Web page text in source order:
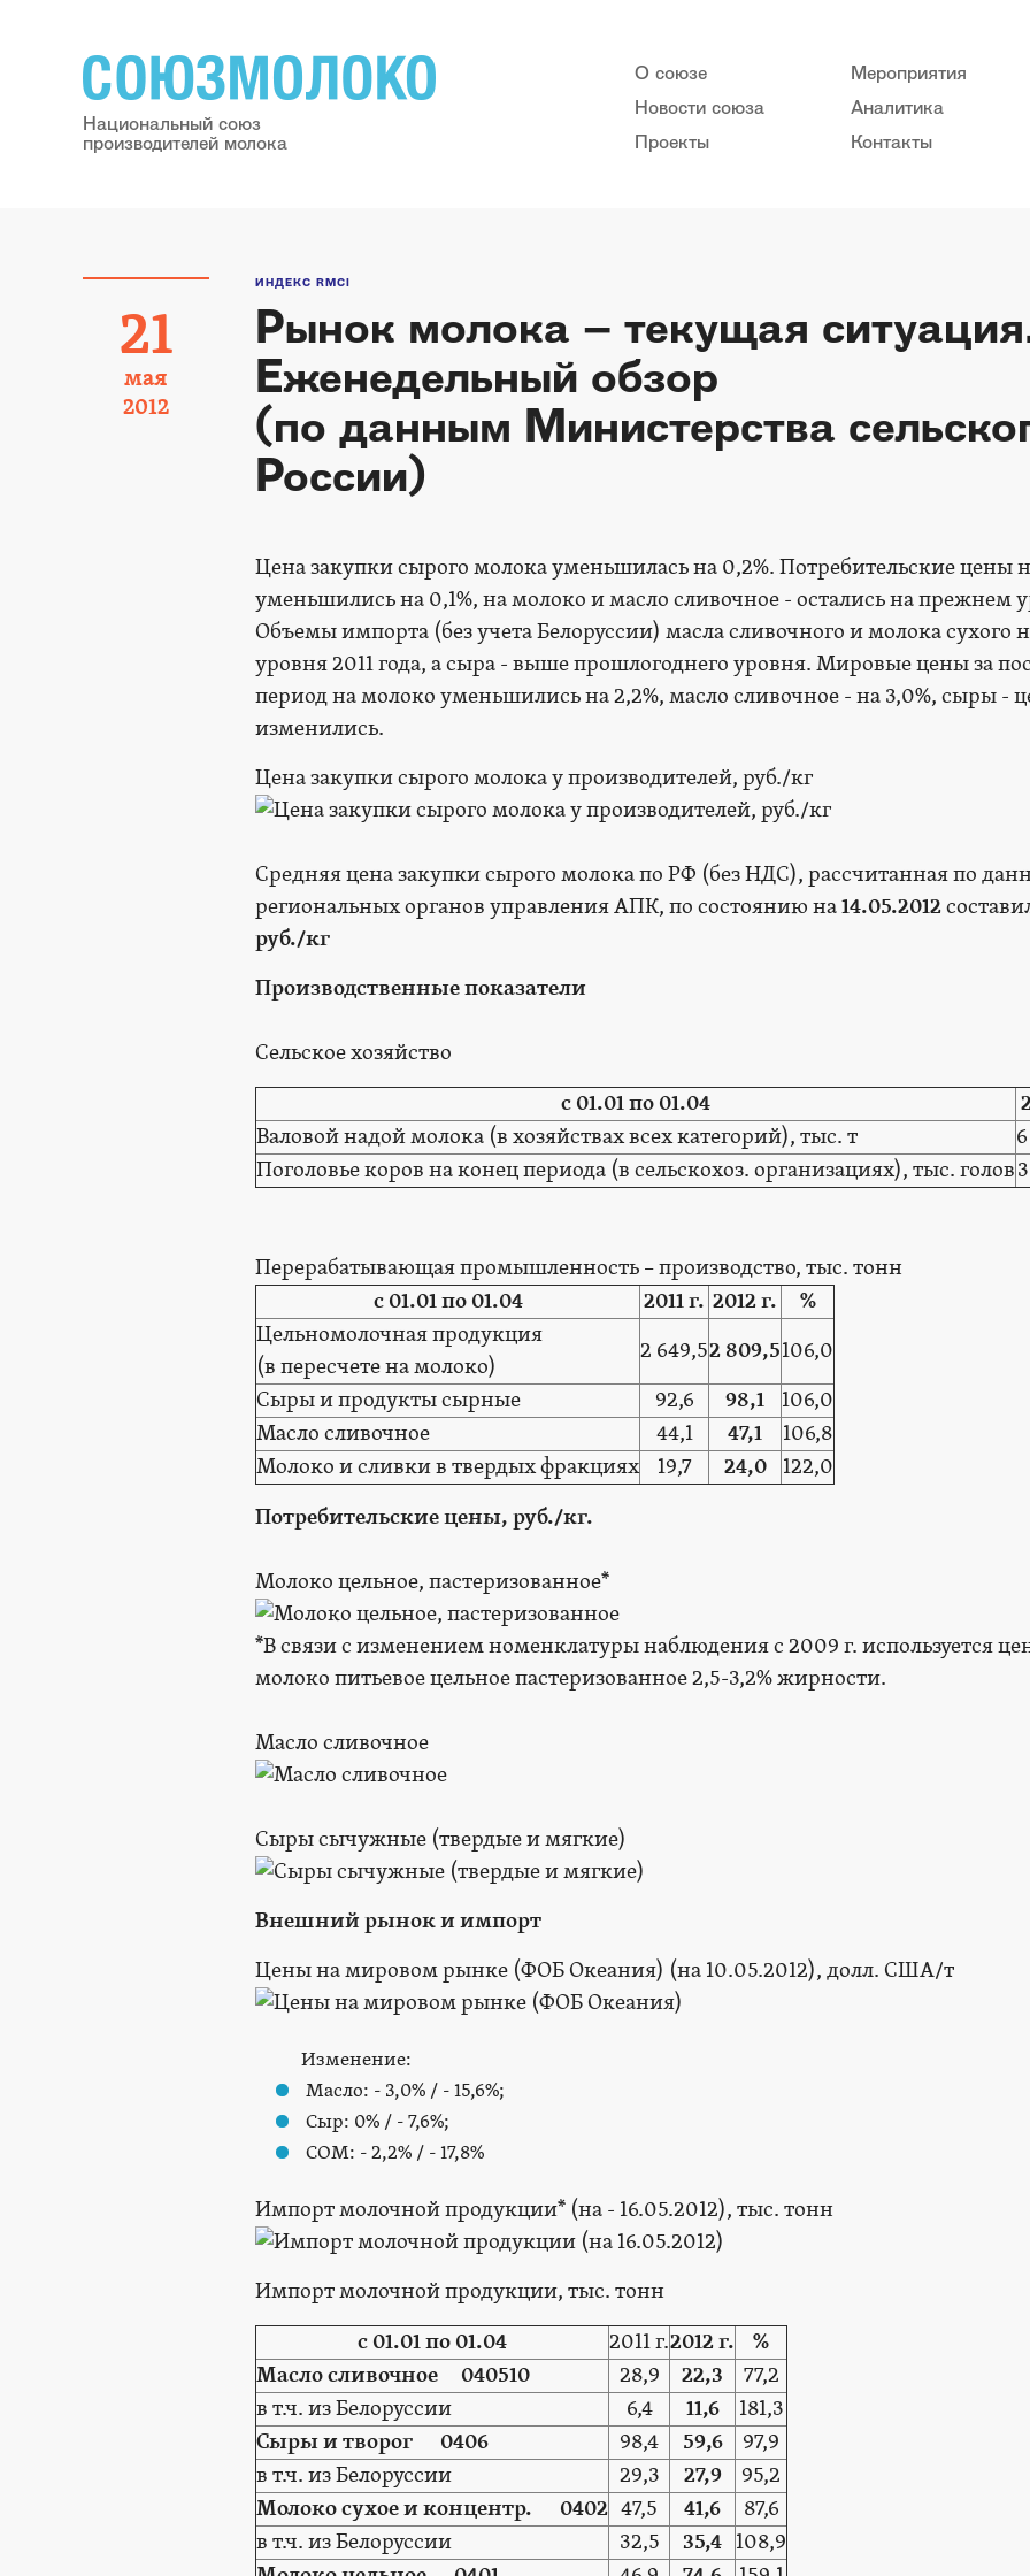
Национальный союз
производителей молока
О союзе
Новости союза
Проекты
Мероприятия
Аналитика
Контакты
21
мая
2012
ИНДЕКС RMCI
Рынок молока – текущая
Еженедельный обзор
(по данным Министерства
России)
Цена закупки сырого молока уменьшилась на 0,2%. Потребительские цены
уменьшились на 0,1%, на молоко и масло сливочное - остались на прежнем
Объемы импорта (без учета Белоруссии) масла сливочного и молока сухого
уровня 2011 года, а сыра - выше прошлогоднего уровня. Мировые цены за
период на молоко уменьшились на 2,2%, масло сливочное - на 3,0%, сыры -
изменились.
Цена закупки сырого молока у производителей, руб./кг
Средняя цена закупки сырого молока по РФ (без НДС), рассчитанная по
региональных органов управления АПК, по состоянию на14.05.2012
руб./кг
Производственные показатели
Сельское хозяйство
с 01.01 по 01.04
Валовой надой молока (в хозяйствах всех категорий), тыс. т
Поголовье коров на конец периода (в сельскохоз. организациях), тыс. голов
Перерабатывающая промышленность – производство, тыс. тонн
с 01.01 по 01.04
2011 г. 2012 г.
%
Цельномолочная продукция
(в пересчете на молоко)
2 649,52 809,5106,0
Сыры и продукты сырные
92,6 98,1 106,0
Масло сливочное
44,1 47,1
106,8
Молоко и сливки в твердых фракциях
19,7 24,0 122,0
Потребительские цены, руб./кг.
Молоко цельное, пастеризованное*
*В связи с изменением номенклатуры наблюдения с 2009 г. используется
молоко питьевое цельное пастеризованное 2,5-3,2% жирности.
Масло сливочное
Сыры сычужные (твердые и мягкие)
Внешний рынок и импорт
Цены на мировом рынке (ФОБ Океания) (на 10.05.2012), долл. США/т
Изменение:
Масло: - 3,0% / - 15,6%;
Сыр: 0% / - 7,6%;
СОМ: - 2,2% / - 17,8%
Импорт молочной продукции* (на - 16.05.2012), тыс. тонн
Импорт молочной продукции, тыс. тонн
с 01.01 по 01.04
2011 г.2012 г.
%
Масло сливочное 040510
28,9 22,3
77,2
в т.ч. из Белоруссии
6,4 11,6
181,3
Сыры и творог 0406
98,4 59,6
97,9
в т.ч. из Белоруссии
29,3 27,9
95,2
Молоко сухое и концентр. 0402 47,5 41,6
87,6
в т.ч. из Белоруссии
32,5 35,4 108,9